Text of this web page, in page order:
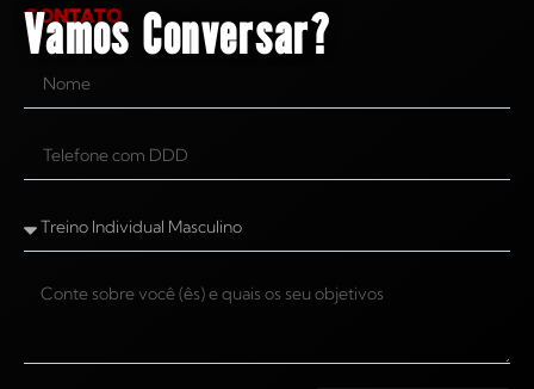
CONTATO
Vamos Conversar?